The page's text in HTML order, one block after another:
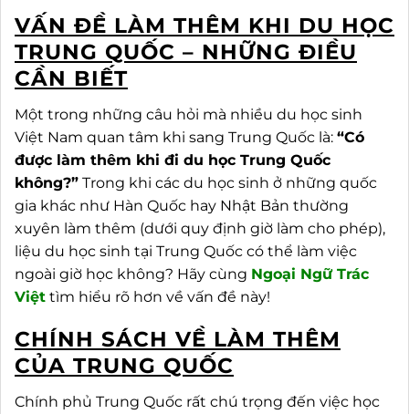
VẤN ĐỀ LÀM THÊM KHI DU HỌC
TRUNG QUỐC – NHỮNG ĐIỀU
CẦN BIẾT
Một trong những câu hỏi mà nhiều du học sinh
Việt Nam quan tâm khi sang Trung Quốc là: “Có
được làm thêm khi đi du học Trung Quốc
không?” Trong khi các du học sinh ở những quốc
gia khác như Hàn Quốc hay Nhật Bản thường
xuyên làm thêm (dưới quy định giờ làm cho phép),
liệu du học sinh tại Trung Quốc có thể làm việc
ngoài giờ học không? Hãy cùng Ngoại Ngữ Trác
Việt tìm hiểu rõ hơn về vấn đề này!
CHÍNH SÁCH VỀ LÀM THÊM
CỦA TRUNG QUỐC
Chính phủ Trung Quốc rất chú trọng đến việc học